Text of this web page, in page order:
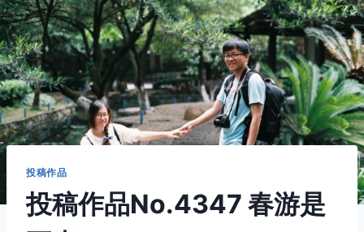
道
LETSFILM
投稿作品
投稿作品No.4347 春游是